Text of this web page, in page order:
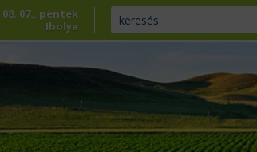
08. 07., péntek
Ibolya